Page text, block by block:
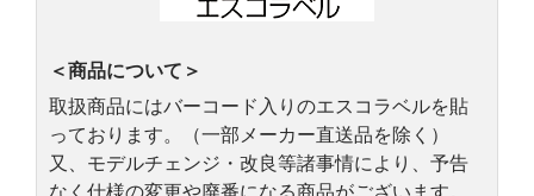
＜商品について＞
取扱商品にはバーコード入りのエスコラベルを貼
っております。（一部メーカー直送品を除く）
又、モデルチェンジ・改良等諸事情により、予告